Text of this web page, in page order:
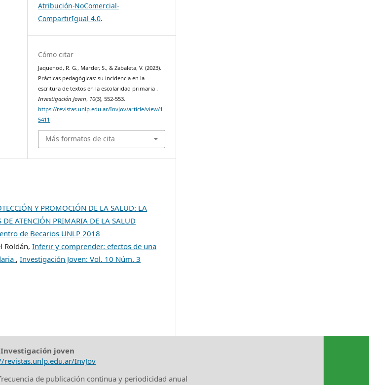
Atribución-NoComercial-
CompartirIgual 4.0.
Cómo citar
Jaquenod, R. G., Marder, S., & Zabaleta, V. (2023).
Prácticas pedagógicas: su incidencia en la
escritura de textos en la escolaridad primaria .
Investigación Joven, 10(3), 552-553.
https://revistas.unlp.edu.ar/InvJov/article/view/1
5411
Más formatos de cita
Y PROMOCIÓN DE LA SALUD: LA
DE ATENCIÓN PRIMARIA DE LA SALUD
de Becarios UNLP 2018
Roldán,Inferir y comprender: efectos de una
,Investigación Joven: Vol. 10 Núm. 3
Investigación joven
revistas.unlp.edu.ar/InvJov
de publicación continua y periodicidad anual